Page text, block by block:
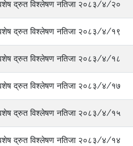
द्रुत विश्लेषण नतिजा २०८३/४/२०
द्रुत विश्लेषण नतिजा २०८३/४/१९
द्रुत विश्लेषण नतिजा २०८३/४/१८
द्रुत विश्लेषण नतिजा २०८३/४/१७
द्रुत विश्लेषण नतिजा २०८३/४/१५
द्रुत विश्लेषण नतिजा २०८३/४/१४